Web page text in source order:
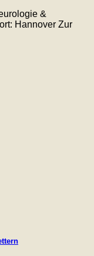
&
Hannover Zur